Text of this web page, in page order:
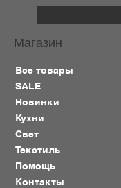
Магазин
Все товары
SALE
Новинки
Кухни
Свет
Текстиль
Помощь
Контакты